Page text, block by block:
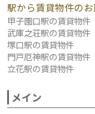
駅から賃貸物件の
甲子園口駅の賃貸物件
武庫之荘駅の賃貸物件
塚口駅の賃貸物件
門戸厄神駅の賃貸物件
立花駅の賃貸物件
メイン